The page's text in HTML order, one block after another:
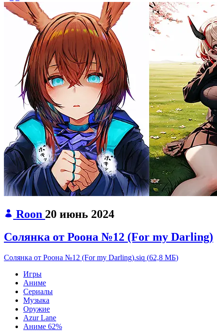
Roon 20 июнь 2024
Солянка от Роона №12 (For my Darling)
Солянка от Роона №12 (For my Darling).siq (62,8 МБ)
Игры
Аниме
Сериалы
Музыка
Оружие
Azur Lane
Аниме 62%